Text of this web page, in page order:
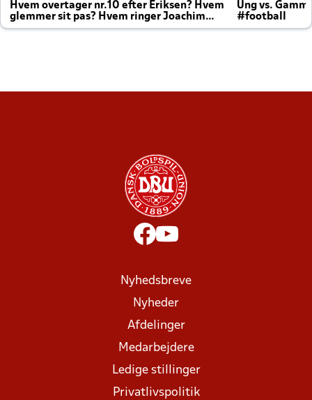
Hvem overtager nr.10 efter Eriksen? Hvem
glemmer sit pas? Hvem ringer Joachim
altid til efter kampe?
Ung vs.
#football
Nyhedsbreve
Nyheder
Afdelinger
Medarbejdere
Ledige stillinger
Privatlivspolitik